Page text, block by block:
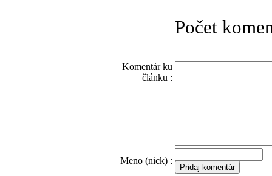
Počet
Komentár ku
článku :
Meno (nick) :